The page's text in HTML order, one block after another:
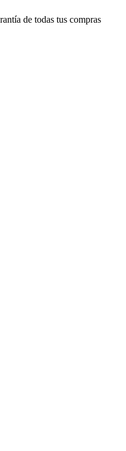
de todas tus compras